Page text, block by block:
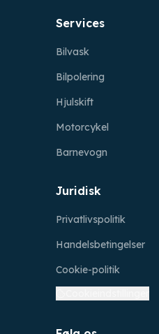
Services
Bilvask
Bilpolering
Hjulskift
Motorcykel
Barnevogn
Juridisk
Privatlivspolitik
Handelsbetingelser
Cookie-politik